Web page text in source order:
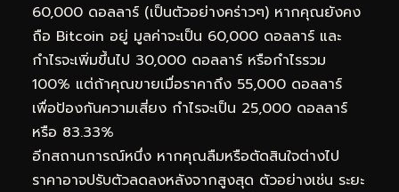
60,000 ดอลลาร์ (เป็นตัวอย่างคร่าวๆ) หากคุณยังคง
ถือ Bitcoin อยู่ มูลค่าจะเป็น 60,000 ดอลลาร์ และ
กำไรจะเพิ่มขึ้นไป 30,000 ดอลลาร์ หรือกำไรรวม
100% แต่ถ้าคุณขายเมื่อราคาถึง 55,000 ดอลลาร์
เพื่อป้องกันความเสี่ยง กำไรจะเป็น 25,000 ดอลลาร์
หรือ 83.33%
อีกสถานการณ์หนึ่ง หากคุณลืมหรือตัดสินใจต่างไป
ราคาอาจปรับตัวลดลงหลังจากสูงสุด ตัวอย่างเช่น ระยะ